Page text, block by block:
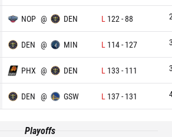
NOP @ DEN L 122 -88
DEN @ MIN L 114- 127
PHX @ DEN L 133 - 111
DEN @ GSW L 137- 131
Playoffs